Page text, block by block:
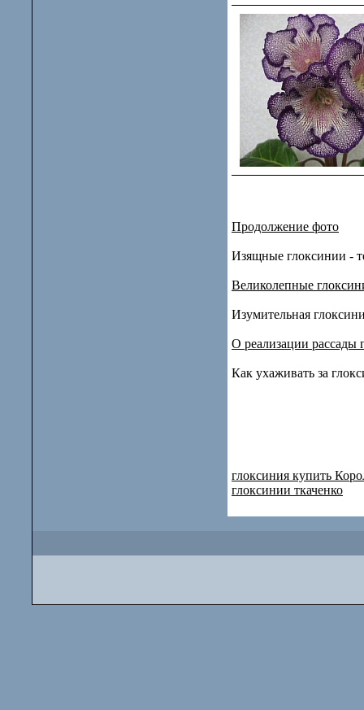
Продолжение фото
Изящные глоксинии -
Великолепные
Изумительная
О реализации рассады
Как ухаживать за
глоксиния купить
глоксинии ткаченко